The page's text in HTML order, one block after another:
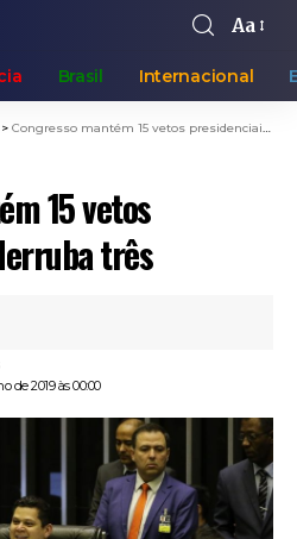
Aa
Brasil Internacional
> Congresso mantém 15 vetos presidenciais e derruba três
15 vetos
três
de 2019 às 00:00